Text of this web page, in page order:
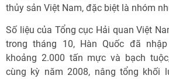
thủy sản Việt Nam, đặc biệt là nhóm
Số liệu của Tổng cục Hải quan Việt
trong tháng 10, Hàn Quốc đã
khoảng 2.000 tấn mực và bạch
cùng kỳ năm 2008, nâng tổng khối